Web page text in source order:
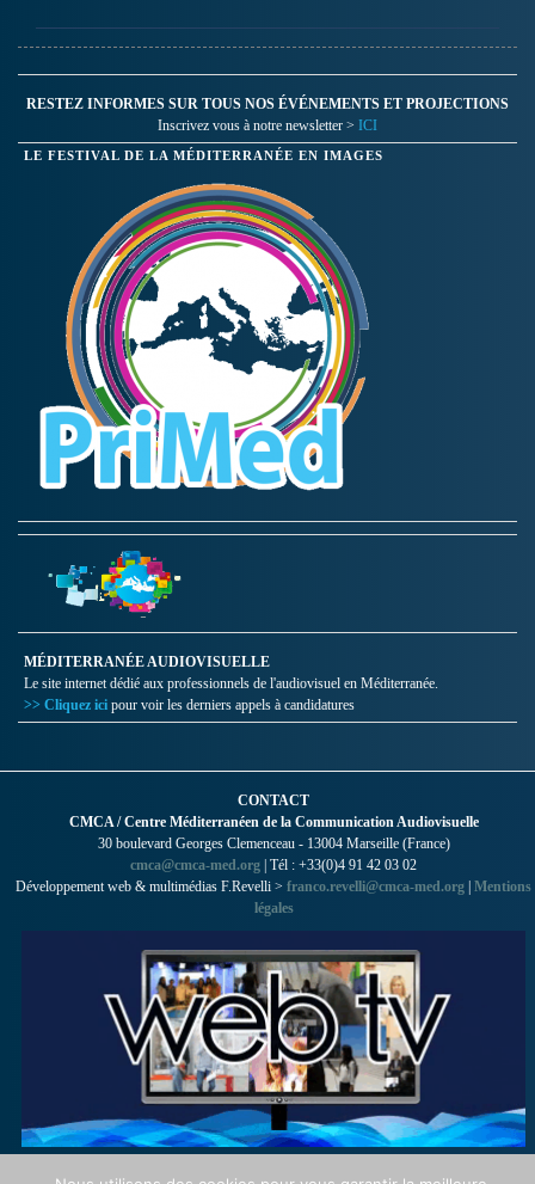
RESTEZ INFORMES SUR TOUS NOS ÉVÉNEMENTS ET PROJECTIONS
Inscrivez vous à notre newsletter > ICI
LE FESTIVAL DE LA MÉDITERRANÉE EN IMAGES
MÉDITERRANÉE AUDIOVISUELLE
Le site internet dédié aux professionnels de l'audiovisuel en Méditerranée.
>> Cliquez ici pour voir les derniers appels à candidatures
CONTACT
CMCA / Centre Méditerranéen de la Communication Audiovisuelle
30 boulevard Georges Clemenceau - 13004 Marseille (France)
cmca@cmca-med.org | Tél : +33(0)4 91 42 03 02
Développement web & multimédias F.Revelli > franco.revelli@cmca-med.org Mentions
légales